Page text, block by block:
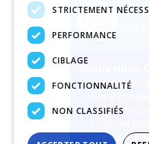
Nos
Notre Histoire
La Charte
Les Aides
STRICTEMENT
PERFORMANCE
CIBLAGE
FONCTIONNALITÉ
NON CLASSIFIÉS